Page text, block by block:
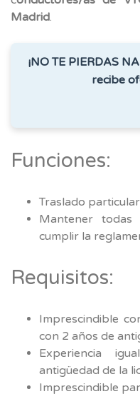
Madrid.
¡NO TE PIERDAS
recibe
Funciones:
Traslado
Mantener
cumplir la
Requisitos:
Imprescindible
con 2 años de
Experiencia
antigüedad de la
Imprescindible